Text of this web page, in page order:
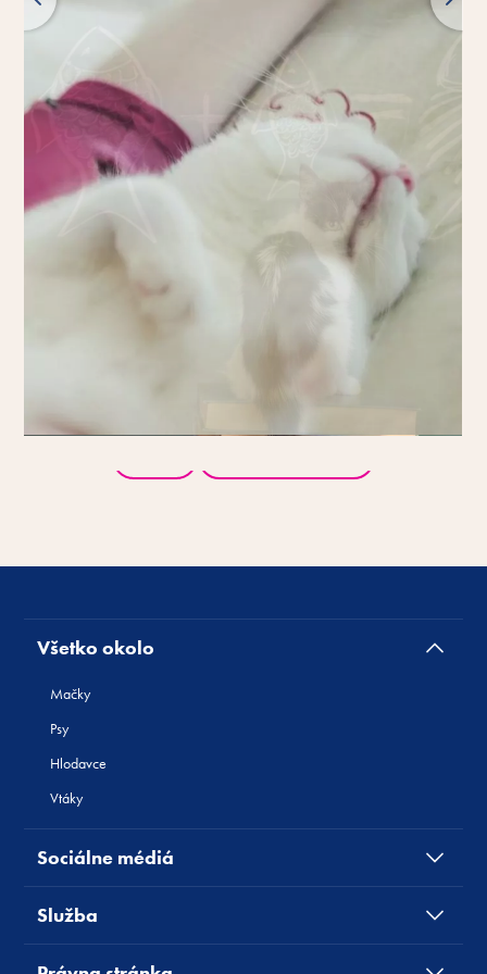
Všetko okolo
Mačky
Psy
Hlodavce
Vtáky
Sociálne médiá
Služba